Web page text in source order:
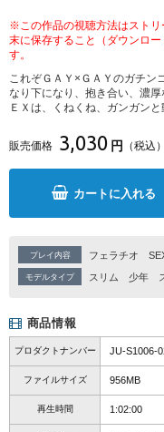
※この作品の視聴方法はスト
末に保存すること（ダウンロ
す。
これぞＧＡＹ×ＧＡＹのガチン
なり下になり、抱き合い、濃
ＥＸは、くねくね、ガンガン
販売価格 3,030 円 （税込）
カートに入れる
プレイ内容 フェラチオ
モデルタイプ スリム 少年
商品情報
プロダクトナンバー JU-S1006-
ファイルサイズ 956MB
再生時間 1:02:00